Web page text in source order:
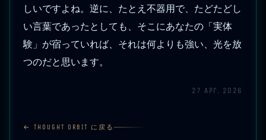
しいですよね。逆に、たとえ不器用で、たどたどし
い言葉であったとしても、そこにあなたの「実体
験」が宿っていれば、それは何よりも強い、光を放
つのだと思います。
27 Apr. 2026
← THOUGHT ORBIT に戻る